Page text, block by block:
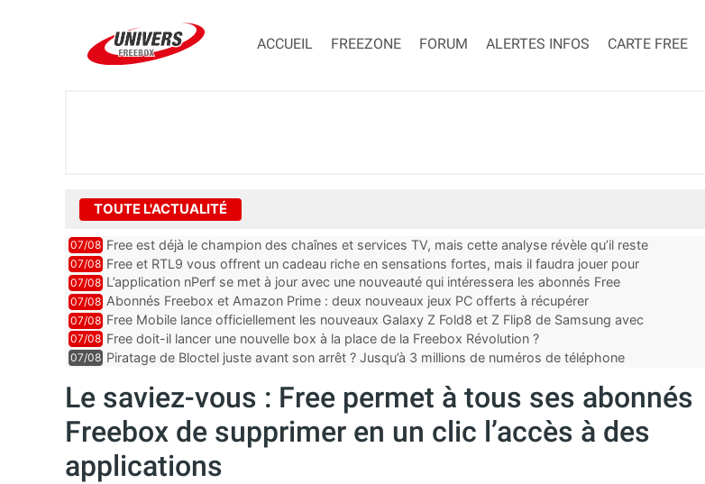
ACCUEIL FREEZONE FORUM ALERTES INFOS CARTE FREE
TOUTE L'ACTUALITÉ
07/08 Free est déjà le champion des chaînes et services TV, mais cette analyse révèle qu’il reste
encore au moin...
07/08 Free et RTL9 vous offrent un cadeau riche en sensations fortes, mais il faudra jouer pour
l’obtenir
07/08 L’application nPerf se met à jour avec une nouveauté qui intéressera les abonnés Free
Mobile, Orange, SFR ...
07/08 Abonnés Freebox et Amazon Prime : deux nouveaux jeux PC offerts à récupérer
07/08 Free Mobile lance officiellement les nouveaux Galaxy Z Fold8 et Z Flip8 de Samsung avec
des promos et des cadeaux
07/08 Free doit-il lancer une nouvelle box à la place de la Freebox Révolution ?
07/08 Piratage de Bloctel juste avant son arrêt ? Jusqu’à 3 millions de numéros de téléphone
Le saviez-vous : Free permet à tous ses abonnés
Freebox de supprimer en un clic l’accès à des
applications